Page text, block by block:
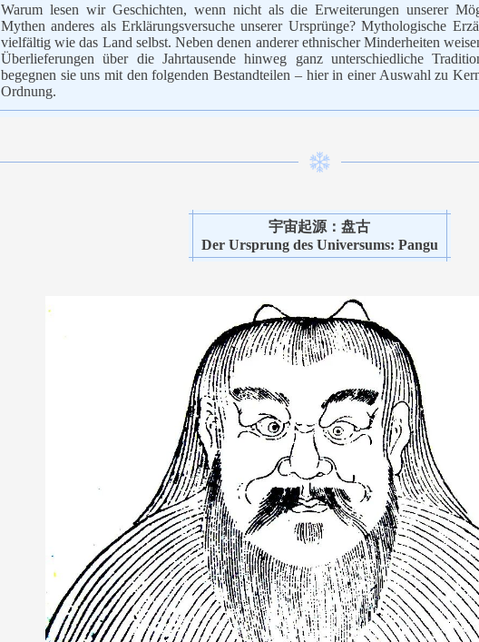
Warum lesen wir Geschichten, wenn nicht als die Erweiterungen unserer
Mythen anderes als Erklärungsversuche unserer Ursprünge? Mythologische
vielfältig wie das Land selbst. Neben denen anderer ethnischer Minderheiten
Überlieferungen über die Jahrtausende hinweg ganz unterschiedliche
begegnen sie uns mit den folgenden Bestandteilen – hier in einer Auswahl zu
Ordnung.
宇宙起源：盘古
Der Ursprung des Universums: Pangu